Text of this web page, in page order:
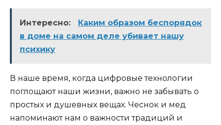
Интересно:
Каким образом беспорядок
в доме на самом деле убивает нашу
психику
В наше время, когда цифровые технологии
поглощают наши жизни, важно не забывать о
простых и душевных вещах. Чеснок и мед
напоминают нам о важности традиций и